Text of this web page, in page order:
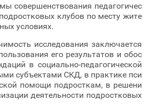
совершенствования педагогичес
клубов по месту жите
условиях.
исследования заключается
его результатов и обос
в социально-педагогической
субъектами СКД, в практике пси
помощи подросткам, в решени
деятельности подростковых